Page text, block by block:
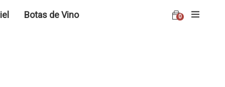
Botas de Vino 0